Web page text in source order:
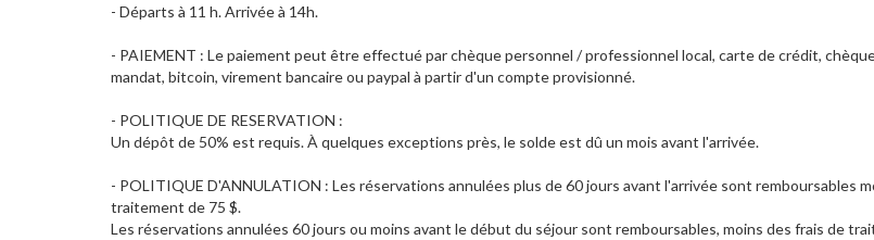
- Départs à 11 h. Arrivée à 14h.
- PAIEMENT : Le paiement peut être effectué par chèque personnel / professionnel local, carte de crédit,
mandat, bitcoin, virement bancaire ou paypal à partir d'un compte provisionné.
- POLITIQUE DE RESERVATION :
Un dépôt de 50% est requis. À quelques exceptions près, le solde est dû un mois avant l'arrivée.
- POLITIQUE D'ANNULATION : Les réservations annulées plus de 60 jours avant l'arrivée sont remboursables
traitement de 75 $.
Les réservations annulées 60 jours ou moins avant le début du séjour sont remboursables, moins des frais de